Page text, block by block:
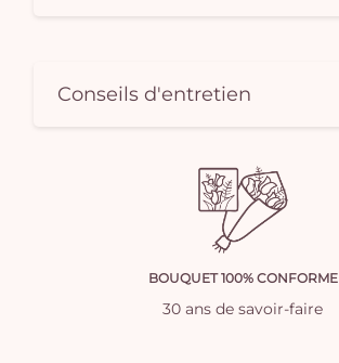
Conseils d'entretien
BOUQUET 100% CONFORME
30 ans de savoir-faire